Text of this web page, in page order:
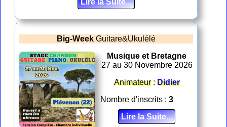
Lire la Suite...
Big-Week Guitare&Ukulélé
Musique et Bretagne
27 au 30 Novembre 2026
Animateur : Didier
Nombre d'inscrits :3
Lire la Suite...